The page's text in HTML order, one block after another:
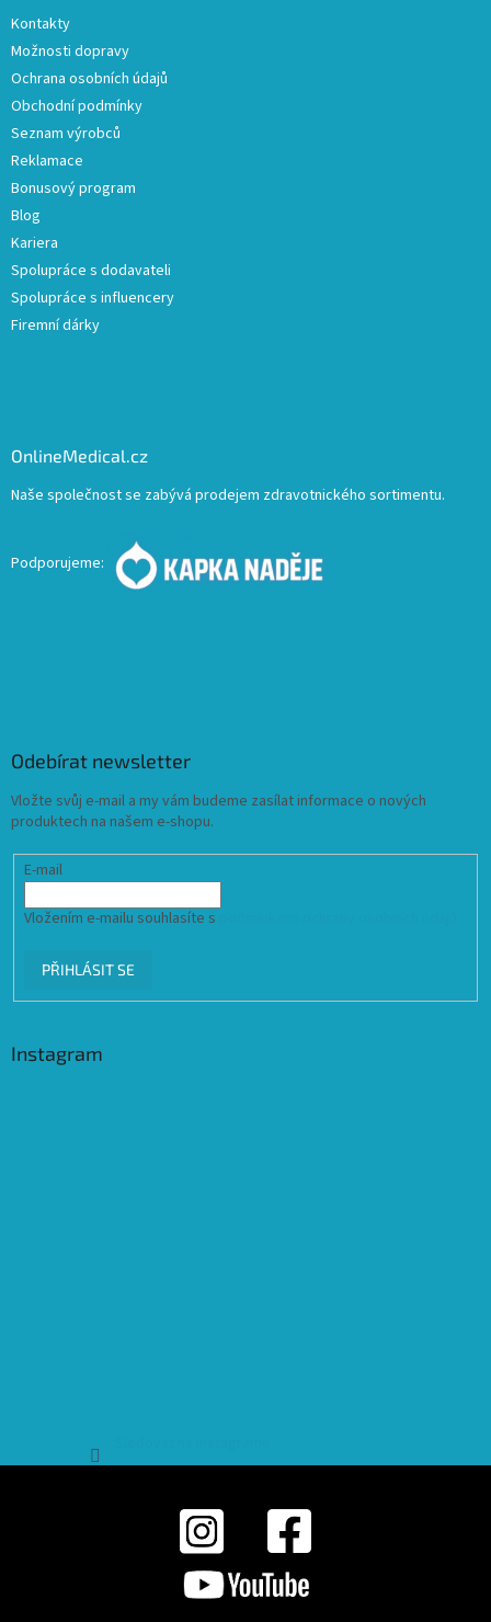
Kontakty
Možnosti dopravy
Ochrana osobních údajů
Obchodní podmínky
Seznam výrobců
Reklamace
Bonusový program
Blog
Kariera
Spolupráce s dodavateli
Spolupráce s influencery
Firemní dárky
OnlineMedical.cz
Naše společnost se zabývá prodejem zdravotnického sortimentu.
Podporujeme:
Odebírat newsletter
Vložte svůj e-mail a my vám budeme zasílat informace o nových
produktech na našem e-shopu.
E-mail
Vložením e-mailu souhlasíte s
PŘIHLÁSIT SE
Instagram